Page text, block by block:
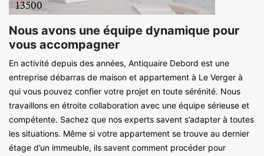
Nous avons une équipe dynamique pour
vous accompagner
En activité depuis des années, Antiquaire Debord est une
entreprise débarras de maison et appartement à Le Verger à
qui vous pouvez confier votre projet en toute sérénité. Nous
travaillons en étroite collaboration avec une équipe sérieuse et
compétente. Sachez que nos experts savent s’adapter à toutes
les situations. Même si votre appartement se trouve au dernier
étage d’un immeuble, ils savent comment procéder pour